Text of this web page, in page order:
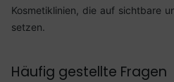
Kosmetiklinien, die auf sichtbare
setzen.
Häufig gestellte Fragen